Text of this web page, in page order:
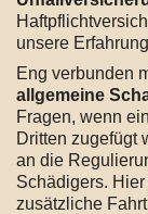
unsere
Eng verbunden
allgemeine
Fragen, wenn
Dritten zugefügt
an die
Schädigers.
zusätzliche